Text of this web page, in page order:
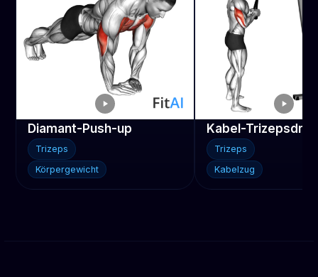
Diamant-Push-up
Trizeps
Körpergewicht
Kabel-
Trizeps
Kabelzug